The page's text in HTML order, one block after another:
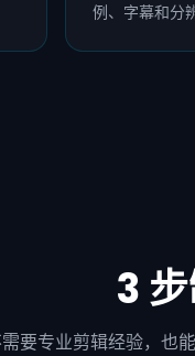
例、字幕和分
3
要专业剪辑经验，也